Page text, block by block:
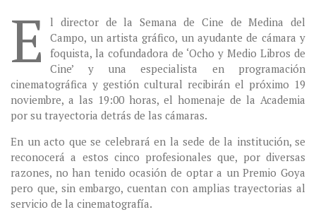
E
l director de la Semana de Cine de Medina del
Campo, un artista gráfico, un ayudante de cámara y
foquista, la cofundadora de ‘Ocho y Medio Libros de
Cine’ y una especialista en programación
cinematográfica y gestión cultural recibirán el próximo 19
noviembre, a las 19:00 horas, el homenaje de la Academia
por su trayectoria detrás de las cámaras.
En un acto que se celebrará en la sede de la institución, se
reconocerá a estos cinco profesionales que, por diversas
razones, no han tenido ocasión de optar a un Premio Goya
pero que, sin embargo, cuentan con amplias trayectorias al
servicio de la cinematografía.